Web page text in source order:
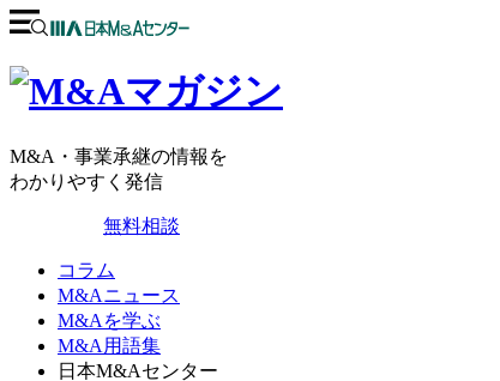
M&A・事業承継の情報を
わかりやすく発信
無料相談
コラム
M&Aニュース
M&Aを学ぶ
M&A用語集
日本M&Aセンター